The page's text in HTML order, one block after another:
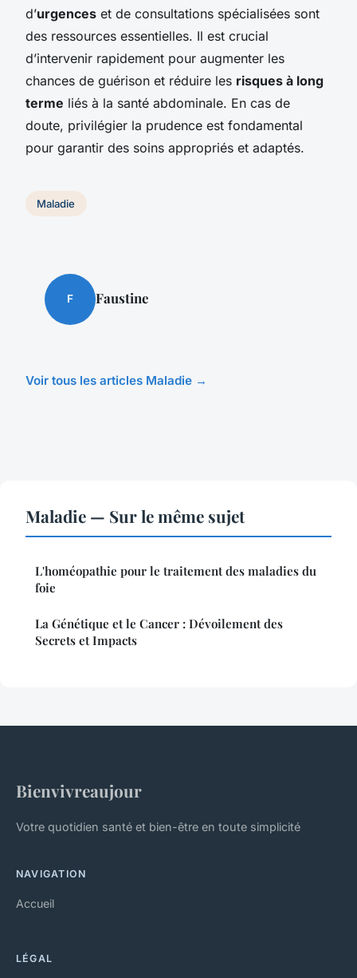
d’urgences et de consultations spécialisées sont
des ressources essentielles. Il est crucial
d’intervenir rapidement pour augmenter les
chances de guérison et réduire les risques à long
terme liés à la santé abdominale. En cas de
doute, privilégier la prudence est fondamental
pour garantir des soins appropriés et adaptés.
Maladie
F Faustine
Voir tous les articles Maladie →
Maladie — Sur le même sujet
L'homéopathie pour le traitement des maladies du
foie
La Génétique et le Cancer : Dévoilement des
Secrets et Impacts
Bienvivreaujour
Votre quotidien santé et bien-être en toute simplicité
NAVIGATION
Accueil
LÉGAL